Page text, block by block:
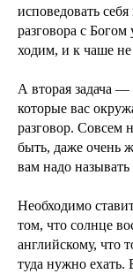
исповедовать
разговора с
ходим, и к чаше
А вторая задача —
которые вас
разговор. Совсем
быть, даже очень
вам надо
Необходимо
том, что солнце
английскому, что
туда нужно